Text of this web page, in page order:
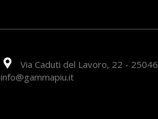
Via Caduti del Lavoro, 22 -
info@gammapiu.it